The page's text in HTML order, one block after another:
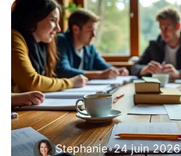
Stephanie•24 juin 2026